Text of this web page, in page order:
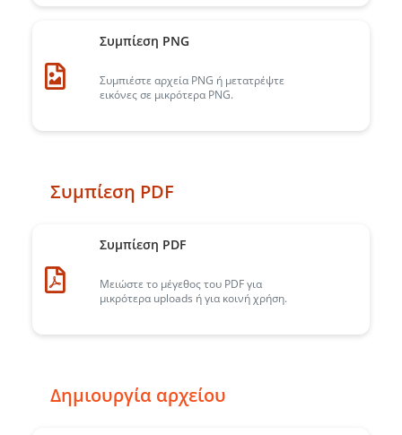
Συμπίεση PNG
Συμπιέστε αρχεία PNG ή μετατρέψτε
εικόνες σε μικρότερα PNG.
Συμπίεση PDF
Συμπίεση PDF
Μειώστε το μέγεθος του PDF για
μικρότερα uploads ή για κοινή χρήση.
Δημιουργία αρχείου